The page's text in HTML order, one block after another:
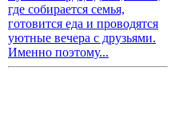
где собирается семья,
готовится еда и проводятся
уютные вечера с друзьями.
Именно поэтому...